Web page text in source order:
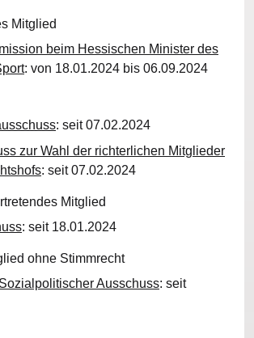
Mitglied
beim Hessischen Minister des
: von 18.01.2024 bis 06.09.2024
: seit 07.02.2024
zur Wahl der richterlichen Mitglieder
: seit 07.02.2024
Mitglied
: seit 18.01.2024
ohne Stimmrecht
Ausschuss: seit